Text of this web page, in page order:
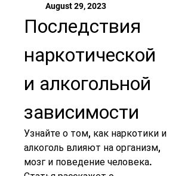
August 29, 2023
Последствия
наркотической
и алкогольной
зависимости
Узнайте о том, как наркотики и
алкоголь влияют на организм,
мозг и поведение человека.